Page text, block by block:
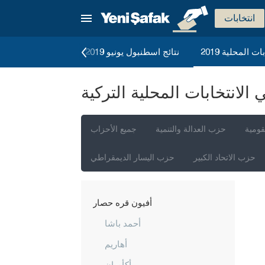
انتخابات
نتائج اسطنبول يونيو 2019 المحلية 2019
المحلية التركية
جميع الأحزاب حزب العدالة والتنمية
حزب اليسار الديمقراطي حزب الاتحاد الكبير
إسطنبول
أضنة
أفيون قره حصار
أحمد باشا
أهاريم